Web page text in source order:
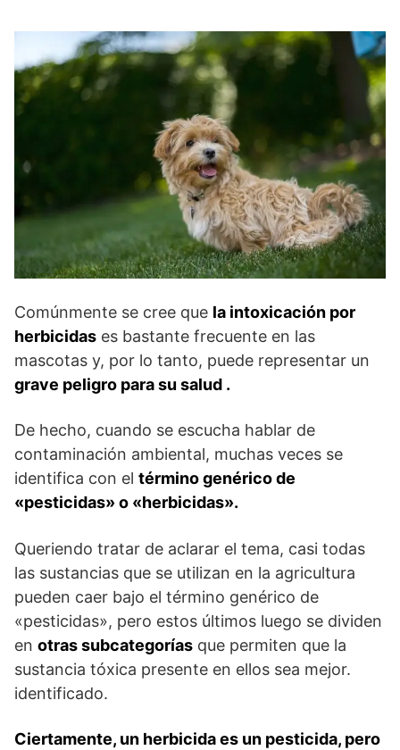
Comúnmente se cree que la intoxicación por
herbicidas es bastante frecuente en las
mascotas y, por lo tanto, puede representar un
grave peligro para su salud .
De hecho, cuando se escucha hablar de
contaminación ambiental, muchas veces se
identifica con el término genérico de
«pesticidas» o «herbicidas».
Queriendo tratar de aclarar el tema, casi todas
las sustancias que se utilizan en la agricultura
pueden caer bajo el término genérico de
«pesticidas», pero estos últimos luego se dividen
en otras subcategorías que permiten que la
sustancia tóxica presente en ellos sea mejor.
identificado.
Ciertamente, un herbicida es un pesticida, pero